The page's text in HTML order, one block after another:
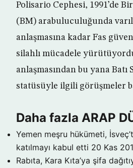
Polisario Cephesi, 1991’de
(BM) arabuluculuğunda
anlaşmasına kadar Fas
silahlı mücadele
anlaşmasından bu yana Batı
statüsüyle ilgili görüşmeler
Daha fazla ARAP
Yemen meşru hükümeti,
katılmayı kabul etti 20 Kas
Rabıta, Kara Kıta’ya şifa